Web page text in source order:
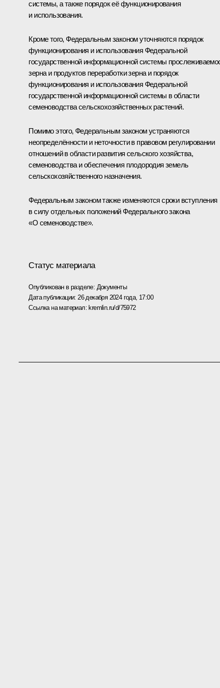
системы, а также порядок её функционирования
и использования.
Кроме того, Федеральным законом уточняются порядок
функционирования и использования Федеральной
государственной информационной системы
зерна и продуктов переработки зерна и порядок
функционирования и использования Федеральной
государственной информационной системы в области
семеноводства сельскохозяйственных растений.
Помимо этого, Федеральным законом устраняются
неопределённости и неточности в правовом регулировании
отношений в области развития сельского хозяйства,
семеноводства и обеспечения плодородия земель
сельскохозяйственного назначения.
Федеральным законом также изменяются сроки вступления
в силу отдельных положений Федерального закона
«О семеноводстве».
Статус материала
Опубликован в разделе: Документы
Дата публикации: 26 декабря 2024 года, 17:00
Ссылка на материал: kremlin.ru/d/75972